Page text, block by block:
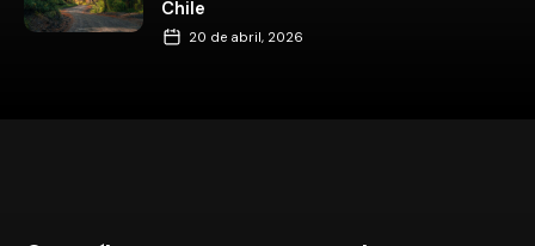
Chile
20 de abril, 2026